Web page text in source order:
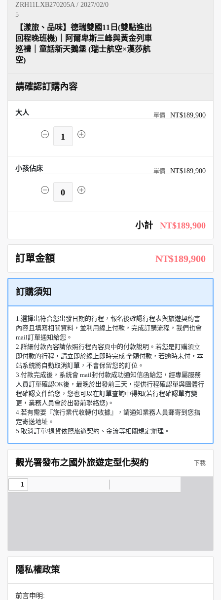
ZRH11LXB270205A / 2027/02/0
5
【漾旅、品味】德瑞雙國11日(雙點進出
回程晚班機)｜阿爾卑斯三峰與黃金列車
巡禮｜童話新天鵝堡 (瑞士航空×漢莎航
空)
請確認訂購內容
大人 NT$189,900
1
小孩佔床 NT$189,900
0
小計 NT$189,900
訂單金額 NT$189,900
訂購須知
1.選擇出符合您出發日期的行程，報名後確認行程表與旅遊契約書
內容且填寫相關資料，並利用線上付款，完成訂購流程，我們也會
mail訂單通知給您。
2.詳細付款內容請依照行程內容頁中的付款說明。若您是訂購須立
即付款的行程，請立即於線上即時完成 全額付款，若逾時未付，本
站系統將自動取消訂單，不會保留您的訂位。
3.付款完成後，系統會 mail封付款成功通知信函給您，經專屬服務
人員訂單確認OK後，最晚於出發前三天，提供行程確認單與團體行
程確認文件給您，您也可以在訂單查詢中得知(若行程確認單有變
更，業務人員會於出發前聯絡您)。
4.若有需要『旅行業代收轉付收據』，請通知業務人員郵寄到您指
定寄送地址。
5.取消訂單/退貨依照旅遊契約、金流等相關規定辦理。
觀光署發布之國外旅遊定型化契約 下載
隱私權政策
前言申明: